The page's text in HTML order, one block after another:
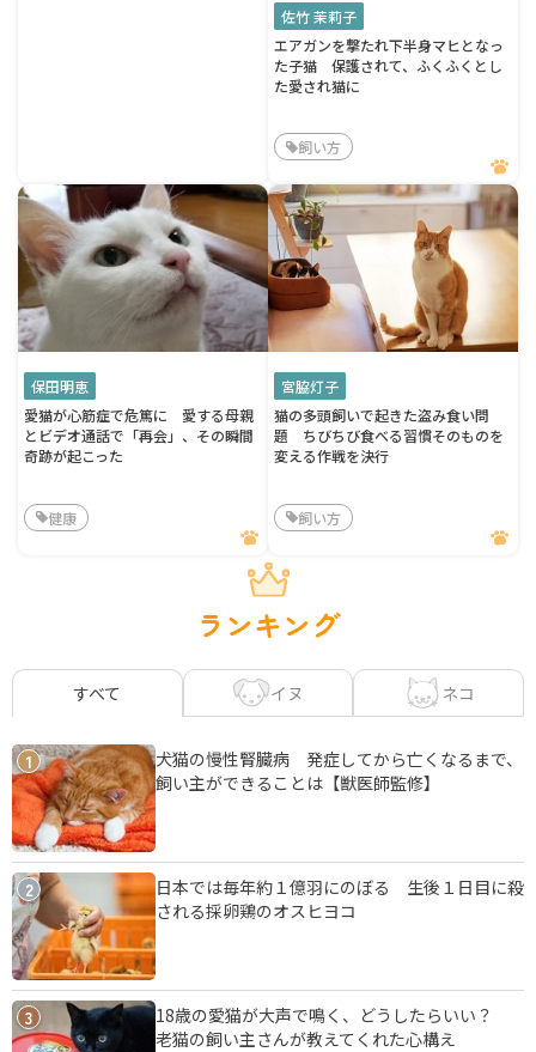
佐竹 茉莉子
エアガンを撃たれ下半身マヒとなっ
た子猫 保護されて、ふくふくとし
た愛され猫に
飼い方
保田明恵
愛猫が心筋症で危篤に 愛する母親
とビデオ通話で「再会」、その瞬間
奇跡が起こった
健康
宮脇灯子
猫の多頭飼いで起きた盗み食い問
題 ちびちび食べる習慣そのものを
変える作戦を決行
飼い方
ランキング
すべて イヌ ネコ
1
犬猫の慢性腎臓病 発症してから亡くなるまで、
飼い主ができることは【獣医師監修】
2
日本では毎年約１億羽にのぼる 生後１日目に殺
される採卵鶏のオスヒヨコ
3
18歳の愛猫が大声で鳴く、どうしたらいい？
老猫の飼い主さんが教えてくれた心構え